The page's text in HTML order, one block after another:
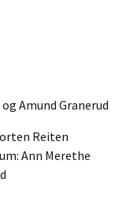
Amund Granerud
Reiten
Ann Merethe